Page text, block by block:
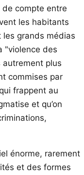
de compte entre
les habitants
grands médias
"violence des
autrement plus
commises par
frappent au
et qu’on
énorme, rarement
et des formes